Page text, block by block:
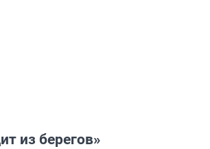
из берегов»